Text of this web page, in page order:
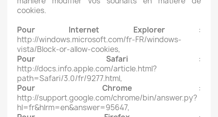
cookies.
Pour Internet Explorer:
http://windows.microsoft.com/fr-FR/windows-
vista/Block-or-allow-cookies,
Pour Safari :
http://docs.info.apple.com/article.html?
path=Safari/3.0/fr/9277.html,
Pour Chrome:
http://support.google.com/chrome/bin/answer.py?
hl=fr&hlrm=en&answer=95647,